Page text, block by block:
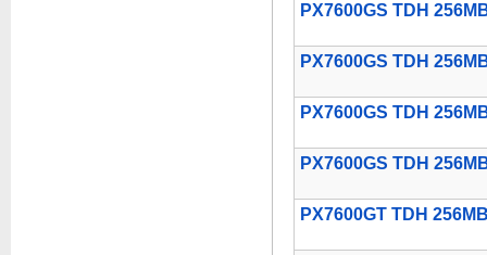
PX7600GS TDH
PX7600GS TDH
PX7600GS TDH
PX7600GS TDH
PX7600GT TDH